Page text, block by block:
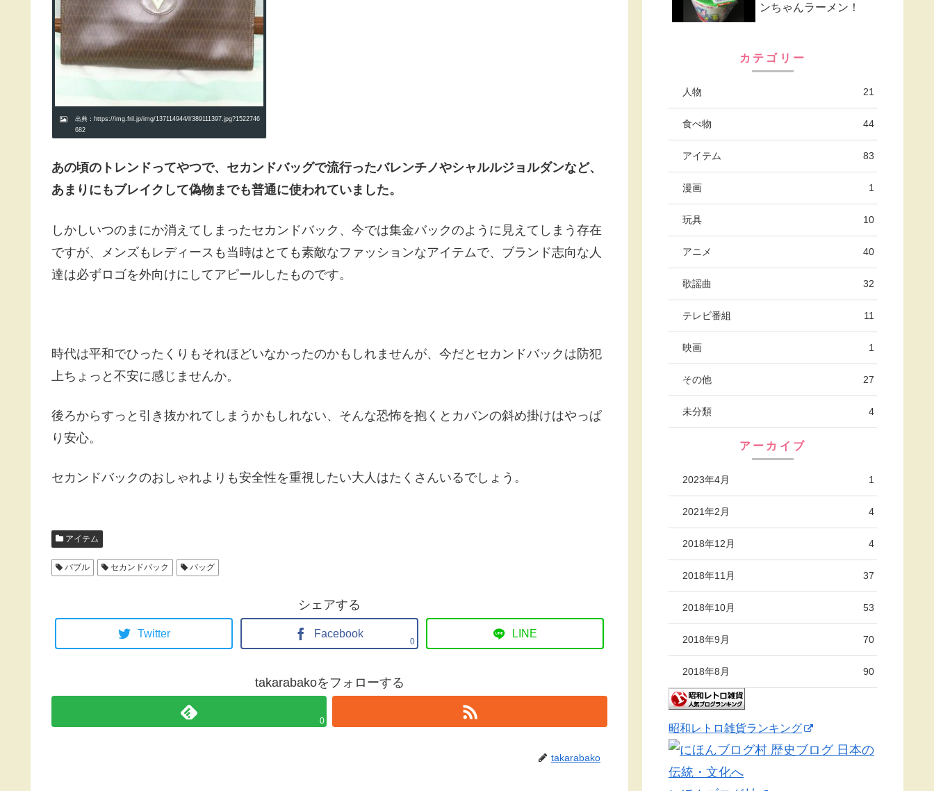
出典：https://img.fril.jp/img/137114944/l/389111397.jpg?1522746
682
あの頃のトレンドってやつで、セカンドバッグで流行ったバレンチノやシャルルジョルダンなど、
あまりにもブレイクして偽物までも普通に使われていました。
しかしいつのまにか消えてしまったセカンドバック、今では集金バックのように見えてしまう存在
ですが、メンズもレディースも当時はとても素敵なファッションなアイテムで、ブランド志向な人
達は必ずロゴを外向けにしてアピールしたものです。
時代は平和でひったくりもそれほどいなかったのかもしれませんが、今だとセカンドバックは防犯
上ちょっと不安に感じませんか。
後ろからすっと引き抜かれてしまうかもしれない、そんな恐怖を抱くとカバンの斜め掛けはやっぱ
り安心。
セカンドバックのおしゃれよりも安全性を重視したい大人はたくさんいるでしょう。
アイテム
バブル セカンドバック バッグ
シェアする
Twitter Facebook
0
LINE
takarabakoをフォローする
0
takarabako
ンちゃんラーメン！
カテゴリー
人物 21
食べ物 44
アイテム 83
漫画 1
玩具 10
アニメ 40
歌謡曲 32
テレビ番組 11
映画 1
その他 27
未分類 4
アーカイブ
2023年4月 1
2021年2月 4
2018年12月 4
2018年11月 37
2018年10月 53
2018年9月 70
2018年8月 90
昭和レトロ雑貨ランキング